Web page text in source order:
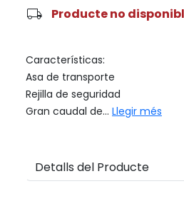
local_shipping Producte no
Características:
Asa de transporte
Rejilla de seguridad
Gran caudal de... Llegir més
Detalls del Producte